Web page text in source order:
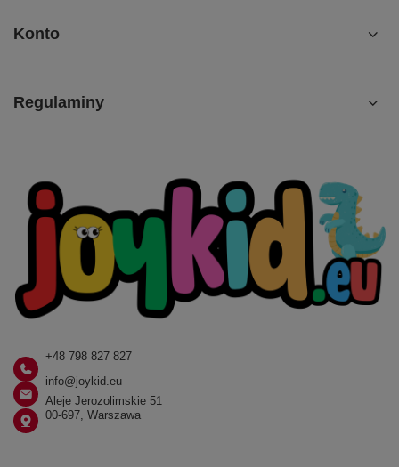
Konto
Regulaminy
+48 798 827 827
info@joykid.eu
Aleje Jerozolimskie 51
00-697, Warszawa